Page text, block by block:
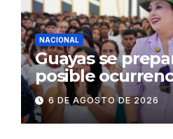
concurrencia
NACIONAL
Guayas se
posible
fenómeno de El
Gobierno
2.500 jóvenes
6 DE AGOSTO DE 2026